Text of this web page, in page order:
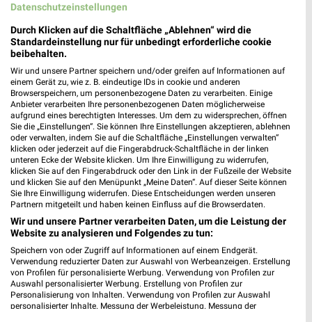
Rossmann Ballenstedt
Felsenkellerweg 21 a
06493 Ballenstedt
Heute 08:00 - 20:00 Uhr | Geöffnet
173,47 km • Angebote: 3 Prospekte
Rossmann Bad Frankenhausen
Bahnhofstr. 1-3
06567 Bad Frankenhausen
Heute 08:00 - 20:00 Uhr | Geöffnet
204,44 km • Angebote: 3 Prospekte
Ernsting's family Halle (Saale)
Neustädter Passage 17d
06122 Halle (Saale)
Heute 09:00 - 20:00 Uhr |
Geöffnet
Datenschutzeinstellungen
Durch Klicken auf die Schaltfläche „Ablehnen“ wird die
Standardeinstellung nur für unbedingt erforderliche cookie
beibehalten.
Wir und unsere Partner speichern und/oder greifen auf Informationen auf
einem Gerät zu, wie z. B. eindeutige IDs in cookie und anderen
Browserspeichern, um personenbezogene Daten zu verarbeiten. Einige
Anbieter verarbeiten Ihre personenbezogenen Daten möglicherweise
aufgrund eines berechtigten Interesses. Um dem zu widersprechen, öffnen
Sie die „Einstellungen“. Sie können Ihre Einstellungen akzeptieren, ablehnen
oder verwalten, indem Sie auf die Schaltfläche „Einstellungen verwalten“
klicken oder jederzeit auf die Fingerabdruck-Schaltfläche in der linken
unteren Ecke der Website klicken. Um Ihre Einwilligung zu widerrufen,
klicken Sie auf den Fingerabdruck oder den Link in der Fußzeile der Website
und klicken Sie auf den Menüpunkt „Meine Daten“. Auf dieser Seite können
Sie Ihre Einwilligung widerrufen. Diese Entscheidungen werden unseren
Partnern mitgeteilt und haben keinen Einfluss auf die Browserdaten.
Wir und unsere Partner verarbeiten Daten, um die Leistung der
Website zu analysieren und Folgendes zu tun:
Speichern von oder Zugriff auf Informationen auf einem Endgerät.
Verwendung reduzierter Daten zur Auswahl von Werbeanzeigen. Erstellung
von Profilen für personalisierte Werbung. Verwendung von Profilen zur
Auswahl personalisierter Werbung. Erstellung von Profilen zur
Personalisierung von Inhalten. Verwendung von Profilen zur Auswahl
personalisierter Inhalte. Messung der Werbeleistung. Messung der